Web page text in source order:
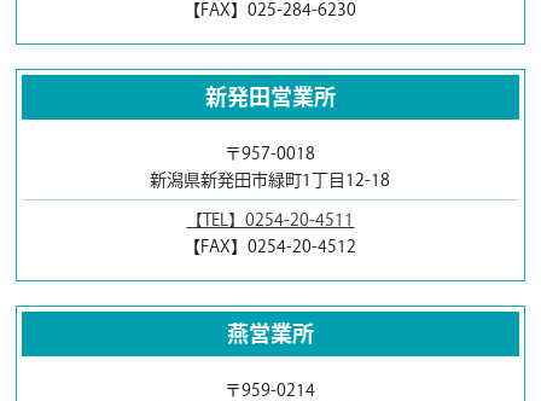
【FAX】025-284-6230
新発田営業所
〒957-0018
新潟県新発田市緑町1丁目12-18
【TEL】0254-20-4511
【FAX】0254-20-4512
燕営業所
〒959-0214